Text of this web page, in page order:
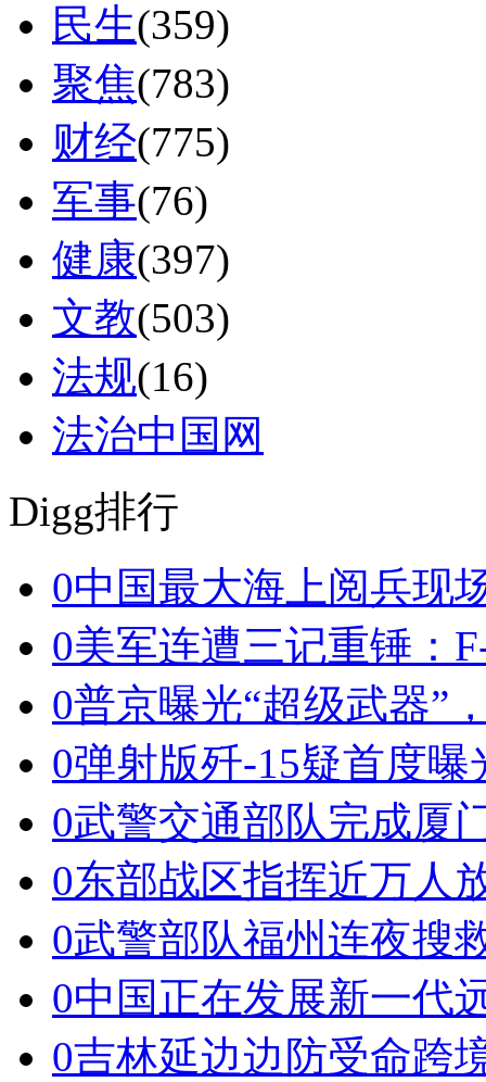
民生(359)
聚焦(783)
财经(775)
军事(76)
健康(397)
文教(503)
法规(16)
法治中国网
Digg排行
0中国最大海上阅兵现
0美军连遭三记重锤：
0普京曝光“超级武器”
0弹射版歼-15疑首度曝
0武警交通部队完成厦
0东部战区指挥近万人
0武警部队福州连夜搜
0中国正在发展新一代
0吉林延边边防受命跨